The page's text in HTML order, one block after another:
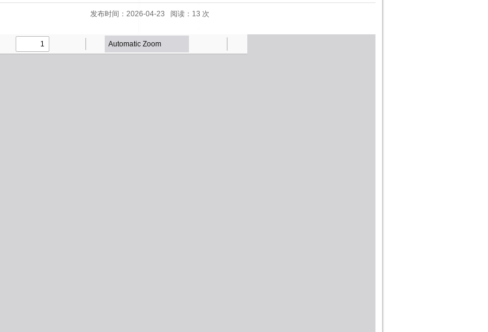
发布时间：2026-04-23 阅读： 13 次